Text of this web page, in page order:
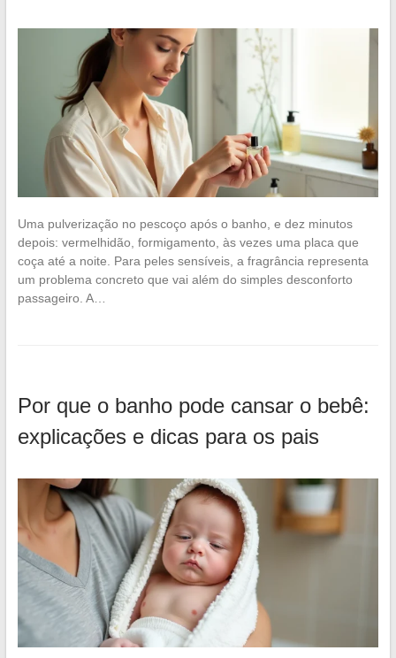
Uma pulverização no pescoço após o banho, e dez minutos
depois: vermelhidão, formigamento, às vezes uma placa que
coça até a noite. Para peles sensíveis, a fragrância representa
um problema concreto que vai além do simples desconforto
passageiro. A…
Por que o banho pode cansar o bebê:
explicações e dicas para os pais